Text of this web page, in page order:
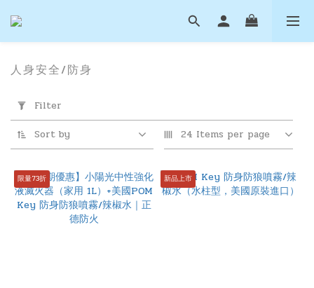
Filter
(0/20)
Range
(NT$)
人身安全/防身
Filter
Sort by
24 Items per page
限量73折 新品上市